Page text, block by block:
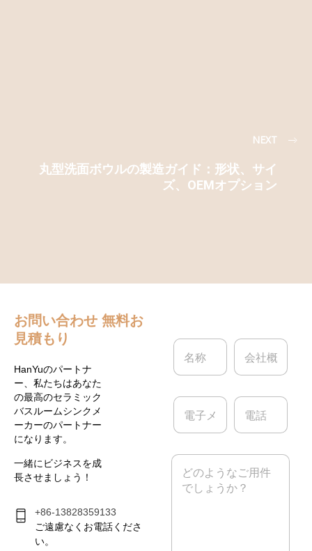
NEXT
丸型洗面ボウルの製造ガイド：形状、サイ
ズ、OEMオプション
お問い合わせ 無料お
見積もり
HanYuのパートナ
ー、私たちはあなた
の最高のセラミック
バスルームシンクメ
ーカーのパートナー
になります。
一緒にビジネスを成
長させましょう！
+86-13828359133
ご遠慮なくお電話くださ
い。
名
*
会
概
電
メ
ル
電
メ